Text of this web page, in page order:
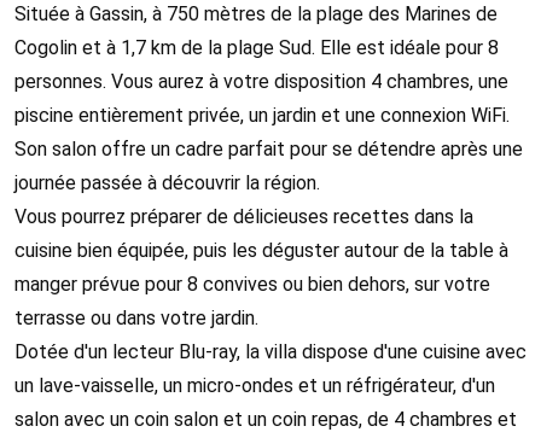
Située à Gassin, à 750 mètres de la plage des Marines de
Cogolin et à 1,7 km de la plage Sud. Elle est idéale pour 8
personnes. Vous aurez à votre disposition 4 chambres, une
piscine entièrement privée, un jardin et une connexion WiFi.
Son salon offre un cadre parfait pour se détendre après une
journée passée à découvrir la région.
Vous pourrez préparer de délicieuses recettes dans la
cuisine bien équipée, puis les déguster autour de la table à
manger prévue pour 8 convives ou bien dehors, sur votre
terrasse ou dans votre jardin.
Dotée d'un lecteur Blu-ray, la villa dispose d'une cuisine avec
un lave-vaisselle, un micro-ondes et un réfrigérateur, d'un
salon avec un coin salon et un coin repas, de 4 chambres et